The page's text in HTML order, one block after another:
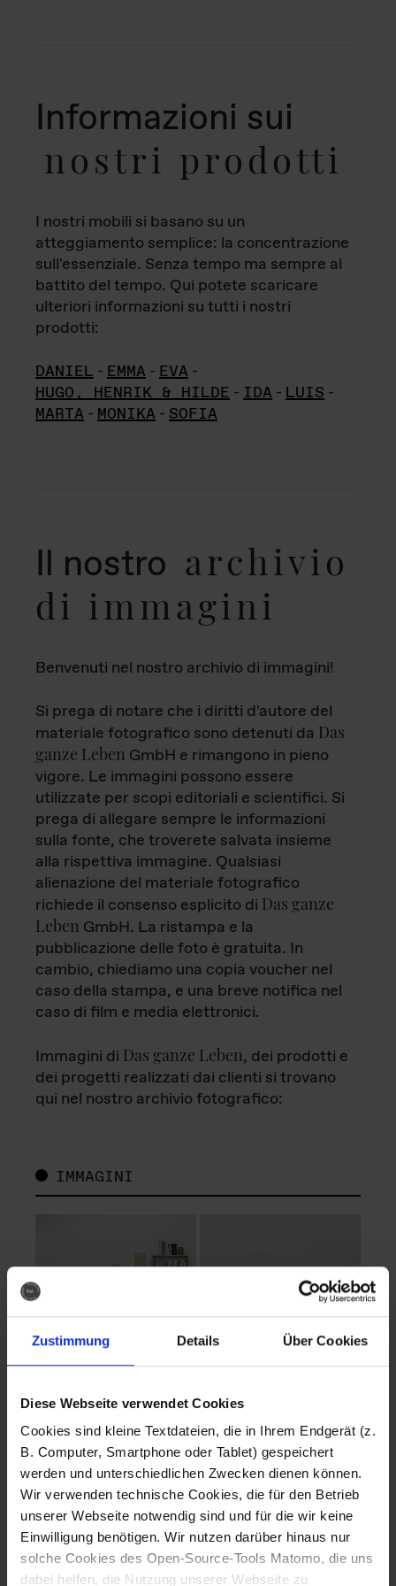
Zustimmung Details Über Cookies
Diese Webseite verwendet Cookies
Cookies sind kleine Textdateien, die in Ihrem Endgerät (z.
B. Computer, Smartphone oder Tablet) gespeichert
werden und unterschiedlichen Zwecken dienen können.
Wir verwenden technische Cookies, die für den Betrieb
unserer Webseite notwendig sind und für die wir keine
Einwilligung benötigen. Wir nutzen darüber hinaus nur
solche Cookies des Open-Source-Tools Matomo, die uns
dabei helfen, die Nutzung unserer Webseite zu
Informazioni sui
nostri prodotti
I nostri mobili si basano su un
atteggiamento semplice: la concentrazione
sull'essenziale. Senza tempo ma sempre al
battito del tempo. Qui potete scaricare
ulteriori informazioni su tutti i nostri
prodotti:
DANIEL - EMMA - EVA -
HUGO, HENRIK & HILDE - IDA - LUIS -
MARTA - MONIKA - SOFIA
Il nostro archivio
di immagini
Benvenuti nel nostro archivio di immagini!
Si prega di notare che i diritti d'autore del
materiale fotografico sono detenuti da Das
ganze Leben GmbH e rimangono in pieno
vigore. Le immagini possono essere
utilizzate per scopi editoriali e scientifici. Si
prega di allegare sempre le informazioni
sulla fonte, che troverete salvata insieme
alla rispettiva immagine. Qualsiasi
alienazione del materiale fotografico
richiede il consenso esplicito di Das ganze
Leben GmbH. La ristampa e la
pubblicazione delle foto è gratuita. In
cambio, chiediamo una copia voucher nel
caso della stampa, e una breve notifica nel
caso di film e media elettronici.
Immagini di Das ganze Leben, dei prodotti e
dei progetti realizzati dai clienti si trovano
qui nel nostro archivio fotografico:
IMMAGINI
Fotografo: Lorenz
Sternbach
Download
Fotografo: Lorenz
Sternbach
Download